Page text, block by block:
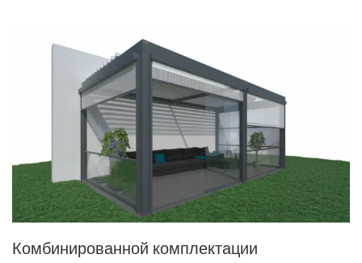
Комбинированной комплектации